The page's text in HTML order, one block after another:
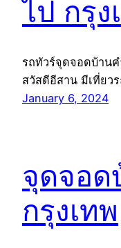
ไป กรุง
รถทัวร์จุดจอดบ้านค
สวัสดีอีสาน มีเที่ยว
January 6, 2024
จุดจอด
กรุงเทพ